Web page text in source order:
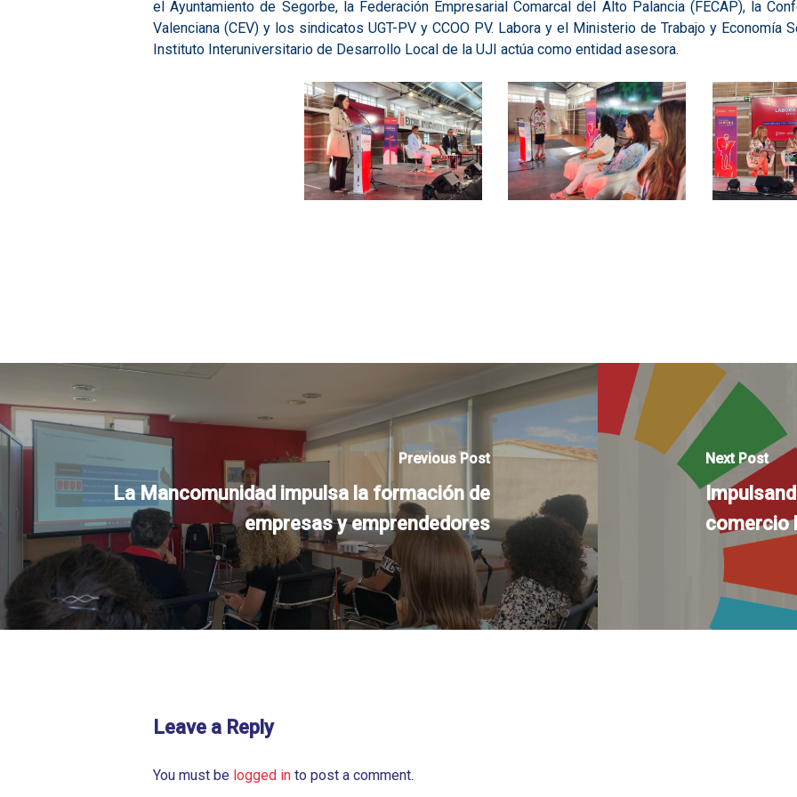
el Ayuntamiento de Segorbe, la Federación Empresarial Comarcal del Alto Palancia (FECAP), la
Valenciana (CEV) y los sindicatos UGT-PV y CCOO PV. Labora y el Ministerio de Trabajo y Economía
Instituto Interuniversitario de Desarrollo Local de la UJI actúa como entidad asesora.
Previous Post
La Mancomunidad impulsa la formación de
empresas y emprendedores
Next Post
comercio
Leave a Reply
You must be logged in to post a comment.